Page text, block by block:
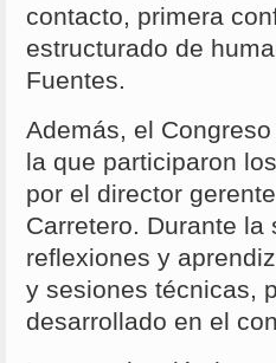
contacto, primera
estructurado de
Fuentes.
Además, el
la que participaron
por el director
Carretero. Durante
reflexiones y
y sesiones técnicas,
desarrollado en el